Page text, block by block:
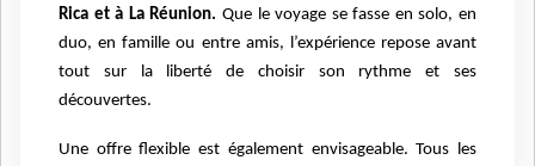
Rica et à La Réunion. Que le voyage se fasse en solo, en
duo, en famille ou entre amis, l’expérience repose avant
tout sur la liberté de choisir son rythme et ses
découvertes.
Une offre flexible est également envisageable. Tous les